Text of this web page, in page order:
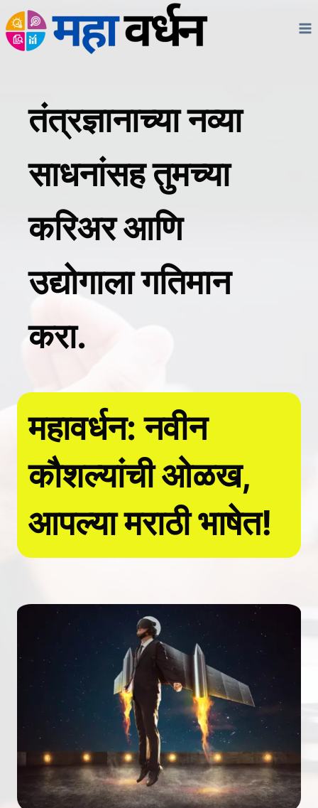
Skip
to
तंत्रज्ञानाच्या नव्या
साधनांसह तुमच्या
करिअर आणि
उद्योगाला गतिमान
करा.
महावर्धन: नवीन
कौशल्यांची ओळख,
आपल्या मराठी भाषेत!